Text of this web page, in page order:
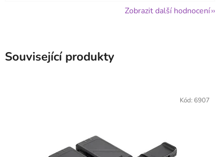
Zobrazit další hodnocení
Související produkty
Kód: 6907